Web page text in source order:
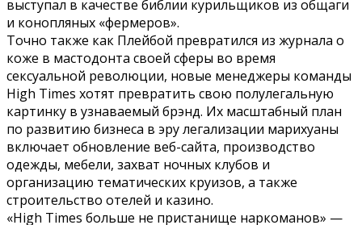
выступал в качестве библии курильщиков из общаги
и конопляных «фермеров».
Точно также как Плейбой превратился из журнала о
коже в мастодонта своей сферы во время
сексуальной революции, новые менеджеры команды
High Times хотят превратить свою полулегальную
картинку в узнаваемый брэнд. Их масштабный план
по развитию бизнеса в эру легализации марихуаны
включает обновление веб-сайта, производство
одежды, мебели, захват ночных клубов и
организацию тематических круизов, а также
строительство отелей и казино.
«High Times больше не пристанище наркоманов» —